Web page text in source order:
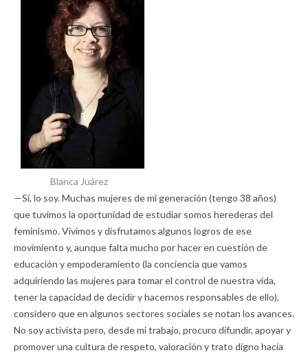
Blanca Juárez
—Sí, lo soy. Muchas mujeres de mi generación (tengo 38 años)
que tuvimos la oportunidad de estudiar somos herederas del
feminismo. Vivimos y disfrutamos algunos logros de ese
movimiento y, aunque falta mucho por hacer en cuestión de
educación y empoderamiento (la conciencia que vamos
adquiriendo las mujeres para tomar el control de nuestra vida,
tener la capacidad de decidir y hacernos responsables de ello),
considero que en algunos sectores sociales se notan los avances.
No soy activista pero, desde mi trabajo, procuro difundir, apoyar y
promover una cultura de respeto, valoración y trato digno hacia